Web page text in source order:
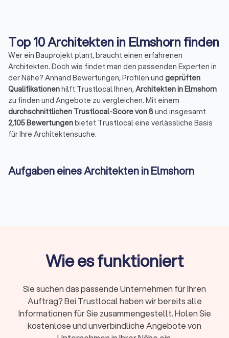
Top 10 Architekten in Elmshorn finden
Wer ein Bauprojekt plant, braucht einen erfahrenen
Architekten. Doch wie findet man den passenden Experten in
der Nähe? Anhand Bewertungen, Profilen und geprüften
Qualifikationenhilft Trustlocal Ihnen,Architekten in Elmshorn
zu finden und Angebote zu vergleichen. Mit einem
durchschnittlichen Trustlocal-Score von 8und insgesamt
2,105 Bewertungenbietet Trustlocal eine verlässliche Basis
für Ihre Architektensuche.
Aufgaben eines Architekten in Elmshorn
Zeitplan, Qualität und Budget
Abstimmung mit Fachplanern, Handwerkern und
Behörden: etwa Statik, Haustechnik oder
Denkmalschutz
Architekten übernehmen also nicht nur kreative, sondern auch
Wie es funktioniert
Sie suchen das passende Unternehmen für Ihren
Auftrag? Bei Trustlocal haben wir bereits alle
Informationen für Sie zusammengestellt. Holen Sie
kostenlose und unverbindliche Angebote von